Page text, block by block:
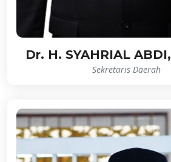
Dr. H. SYAHRIAL
Sekretaris Daerah